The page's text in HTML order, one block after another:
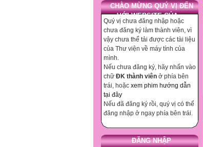
CHÀO MỪNG QUÝ VỊ ĐẾN
VỚI WEBSITE CỦA ...
Quý vị chưa đăng nhập hoặc
chưa đăng ký làm thành viên, vì
vậy chưa thể tải được các tài liệu
của Thư viện về máy tính của
mình.
Nếu chưa đăng ký, hãy nhấn vào
chữ ĐK thành viên ở phía bên
trái, hoặc xem phim hướng dẫn
tại đây
Nếu đã đăng ký rồi, quý vị có thể
đăng nhập ở ngay phía bên trái.
ĐĂNG NHẬP